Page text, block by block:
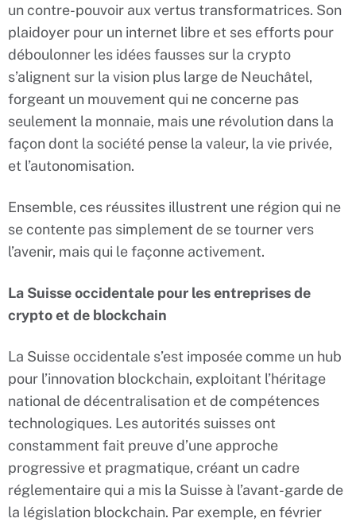
un contre-pouvoir aux vertus transformatrices. Son
plaidoyer pour un internet libre et ses efforts pour
déboulonner les idées fausses sur la crypto
s’alignent sur la vision plus large de Neuchâtel,
forgeant un mouvement qui ne concerne pas
seulement la monnaie, mais une révolution dans la
façon dont la société pense la valeur, la vie privée,
et l’autonomisation.
Ensemble, ces réussites illustrent une région qui ne
se contente pas simplement de se tourner vers
l’avenir, mais qui le façonne activement.
La Suisse occidentale pour les entreprises de
crypto et de blockchain
La Suisse occidentale s’est imposée comme un hub
pour l’innovation blockchain, exploitant l’héritage
national de décentralisation et de compétences
technologiques. Les autorités suisses ont
constamment fait preuve d’une approche
progressive et pragmatique, créant un cadre
réglementaire qui a mis la Suisse à l’avant-garde de
la législation blockchain. Par exemple, en février